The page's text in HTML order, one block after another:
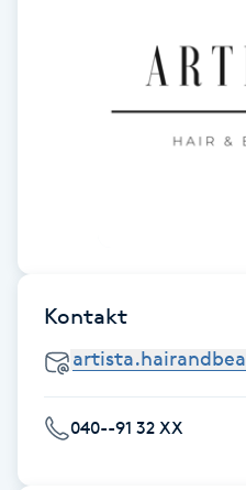
Frisör
Funktionsanalys
Färgning
Kontakt
040--91 32 XX